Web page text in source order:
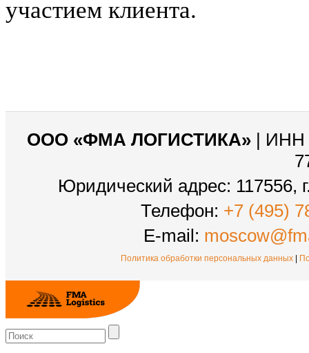
участием клиента.
ООО «ФМА ЛОГИСТИКА» | ИНН
Юридический адрес: 117556,
Телефон: +7 (495)
E-mail:
Политика обработки персональных данных |